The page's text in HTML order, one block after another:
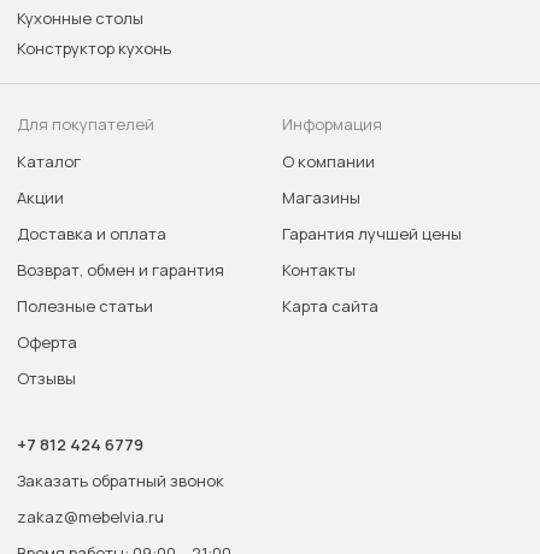
Кухонные столы
Конструктор кухонь
Для покупателей
Каталог
Акции
Доставка и оплата
Возврат, обмен и гарантия
Полезные статьи
Оферта
Отзывы
Информация
О компании
Магазины
Гарантия лучшей цены
Контакты
Карта сайта
+7 812 424 6779
Заказать обратный звонок
zakaz@mebelvia.ru